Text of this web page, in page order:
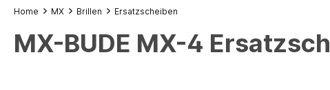
Home MX Brillen Ersatzscheiben
MX-BUDE MX-4